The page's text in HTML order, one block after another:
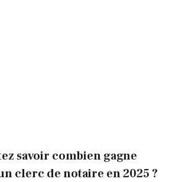
savoir combien gagne
clerc de notaire en 2025 ?